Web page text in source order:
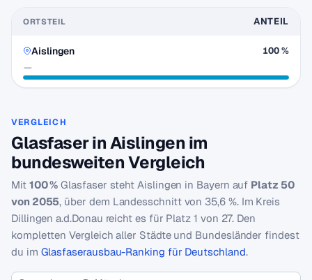
ORTSTEIL ANTEIL
Aislingen
—
100 %
VERGLEICH
Glasfaser in Aislingen im
bundesweiten Vergleich
Mit 100 % Glasfaser steht Aislingen in Bayern auf Platz 50
von 2055, über dem Landesschnitt von 35,6 %. Im Kreis
Dillingen a.d.Donau reicht es für Platz 1 von 27. Den
kompletten Vergleich aller Städte und Bundesländer findest
du im Glasfaserausbau-Ranking für Deutschland.